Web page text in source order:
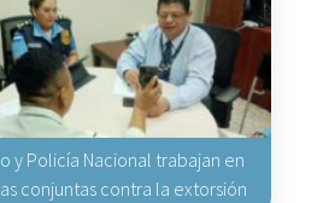
y Policía Nacional trabajan en
conjuntas contra la extorsión